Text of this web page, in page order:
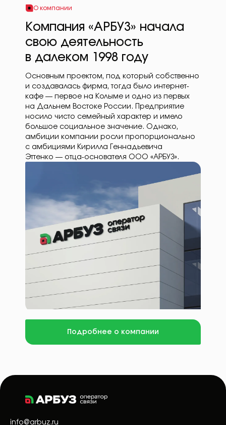
О компании
Компания «АРБУЗ» начала
свою деятельность
в далеком 1998 году
Основным проектом, под который собственно
и создавалась фирма, тогда было интернет-
кафе — первое на Колыме и одно из первых
на Дальнем Востоке России. Предприятие
носило чисто семейный характер и имело
большое социальное значение. Однако,
амбиции компании росли пропорционально
с амбициями Кирилла Геннадьевича
Эттенко — отца-основателя ООО «АРБУЗ».
Подробнее о компании
info@arbuz.ru